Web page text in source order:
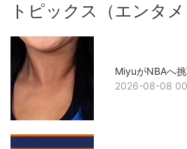
トピックス（エンタメ
MiyuがNBAへ
2026-08-08